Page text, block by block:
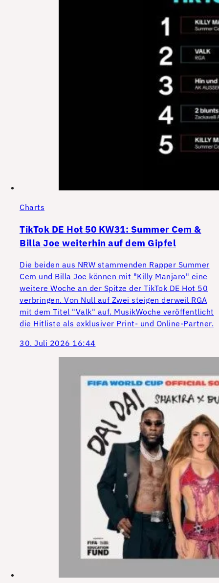
Charts
TikTok DE Hot 50 KW31: Summer Cem &
Billa Joe weiterhin auf dem Gipfel
Die beiden aus NRW stammenden Rapper Summer
Cem und Billa Joe können mit "Killy Manjaro" eine
weitere Woche an der Spitze der TikTok DE Hot 50
verbringen. Von Null auf Zwei steigen derweil RGA
mit dem Titel "Valk" auf. MusikWoche veröffentlicht
die Hitliste als exklusiver Print- und Online-Partner.
30. Juli 2026 16:44